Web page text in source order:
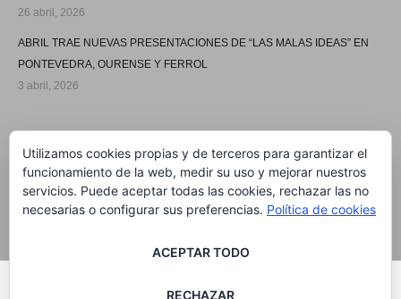
26 abril, 2026
ABRIL TRAE NUEVAS PRESENTACIONES DE “LAS MALAS IDEAS” EN
PONTEVEDRA, OURENSE Y FERROL
3 abril, 2026
Utilizamos cookies propias y de terceros para garantizar el
funcionamiento de la web, medir su uso y mejorar nuestros
servicios. Puede aceptar todas las cookies, rechazar las no
necesarias o configurar sus preferencias. Política de cookies
ACEPTAR TODO
RECHAZAR